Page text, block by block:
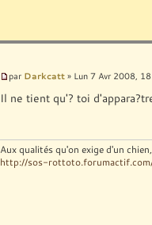
par Darkcatt » Lun 7 Avr 2008,
Il ne tient qu'? toi
Aux qualités qu'on exige d'un
http://sos-